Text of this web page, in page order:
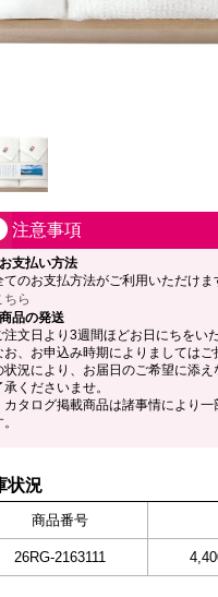
注意事項
支払い方法
てのお支払方法がご利用いただけ
ちら
品の発送
注文日より3週間ほどお日にちをい
お、お申込み時期によりましては
状況により、お届日のご希望に添
承くださいませ。
カタログ掲載商品は諸事情により
状況
商品番号
26RG-2163111